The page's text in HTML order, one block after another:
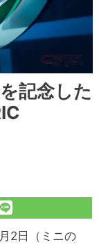
記念した
2日（ミニの